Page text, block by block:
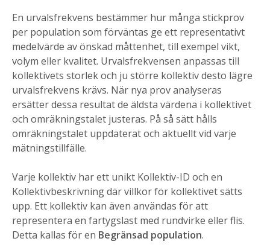
En urvalsfrekvens bestämmer hur många stickprov
per population som förväntas ge ett representativt
medelvärde av önskad måttenhet, till exempel vikt,
volym eller kvalitet. Urvalsfrekvensen anpassas till
kollektivets storlek och ju större kollektiv desto lägre
urvalsfrekvens krävs. När nya prov analyseras
ersätter dessa resultat de äldsta värdena i kollektivet
och omräkningstalet justeras. På så sätt hålls
omräkningstalet uppdaterat och aktuellt vid varje
mätningstillfälle.
Varje kollektiv har ett unikt Kollektiv-ID och en
Kollektivbeskrivning där villkor för kollektivet sätts
upp. Ett kollektiv kan även användas för att
representera en fartygslast med rundvirke eller flis.
Detta kallas för en Begränsad population.